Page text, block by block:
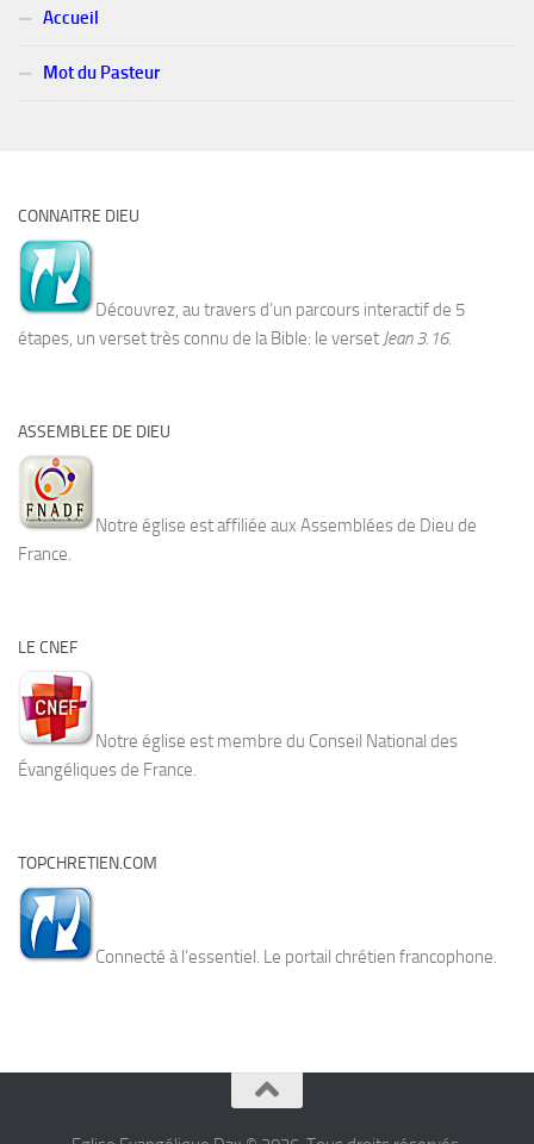
Accueil
Mot du Pasteur
CONNAITRE DIEU
Découvrez, au travers d’un parcours interactif de 5
étapes, un verset très connu de la Bible: le verset Jean 3.16.
ASSEMBLEE DE DIEU
Notre église est affiliée aux Assemblées de Dieu de
France.
LE CNEF
Notre église est membre du Conseil National des
Évangéliques de France.
TOPCHRETIEN.COM
Connecté à l’essentiel. Le portail chrétien francophone.